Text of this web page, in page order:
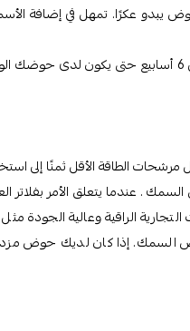
يبدو عكرًا. تمهل في إضافة
. كقاعدة عامة، لا تريد زيادة عدد أسماكك بنسبة 50%، وتريد توزيع إضافة الأسماك على الجداول الزمنية من 4 إلى 6 أسابيع حتى
مرشحات الطاقة الأقل ثمنًا إلى
. عندما يتعلق الأمر بفلاتر
الراقية وعالية الجودة مثل
حوض السمك. إذا كان لديك حوض